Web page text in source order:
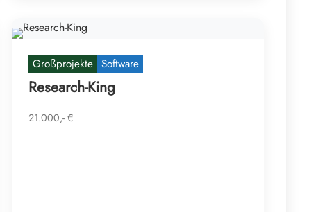
Großprojekte Software
Research-King
21.000,- €